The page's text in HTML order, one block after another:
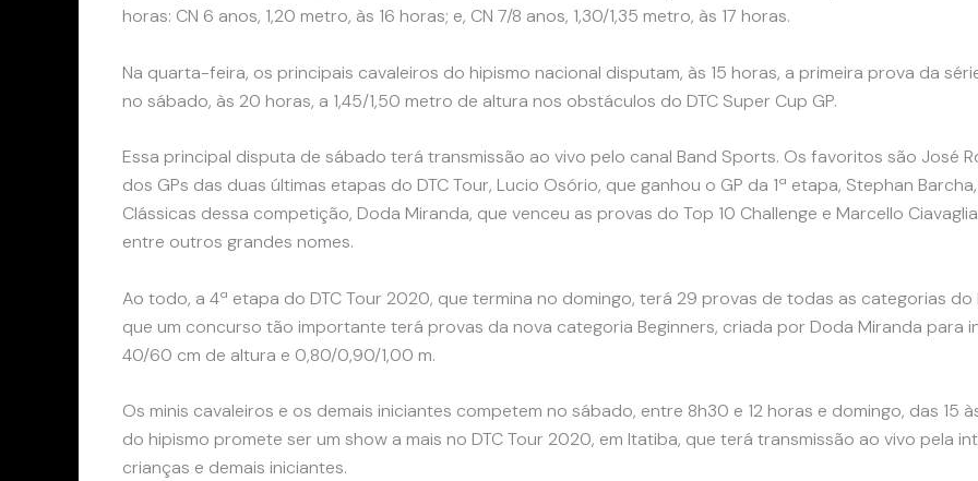
horas: CN 6 anos, 1,20 metro, às 16 horas; e, CN 7/8 anos, 1,30/1,35 metro, às 17 horas.
Na quarta-feira, os principais cavaleiros do hipismo nacional disputam, às 15 horas, a primeira prova da
no sábado, às 20 horas, a 1,45/1,50 metro de altura nos obstáculos do DTC Super Cup GP.
Essa principal disputa de sábado terá transmissão ao vivo pelo canal Band Sports. Os favoritos são José
dos GPs das duas últimas etapas do DTC Tour, Lucio Osório, que ganhou o GP da 1ª etapa, Stephan
Clássicas dessa competição, Doda Miranda, que venceu as provas do Top 10 Challenge e Marcello
entre outros grandes nomes.
Ao todo, a 4ª etapa do DTC Tour 2020, que termina no domingo, terá 29 provas de todas as categorias do
que um concurso tão importante terá provas da nova categoria Beginners, criada por Doda Miranda para
40/60 cm de altura e 0,80/0,90/1,00 m.
Os minis cavaleiros e os demais iniciantes competem no sábado, entre 8h30 e 12 horas e domingo, das 15
do hipismo promete ser um show a mais no DTC Tour 2020, em Itatiba, que terá transmissão ao vivo pela
crianças e demais iniciantes.